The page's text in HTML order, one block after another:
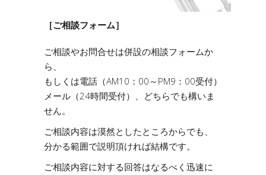
［ご相談フォーム］
ご相談やお問合せは併設の相談フォームか
ら
もしくは電話（AM10：00～PM9：00受付）
メール（24時間受付）、どちらでも構いま
せん。
ご相談内容は漠然としたところからでも、
分かる範囲で説明頂ければ結構です。
ご相談内容に対する回答はなるべく迅速に